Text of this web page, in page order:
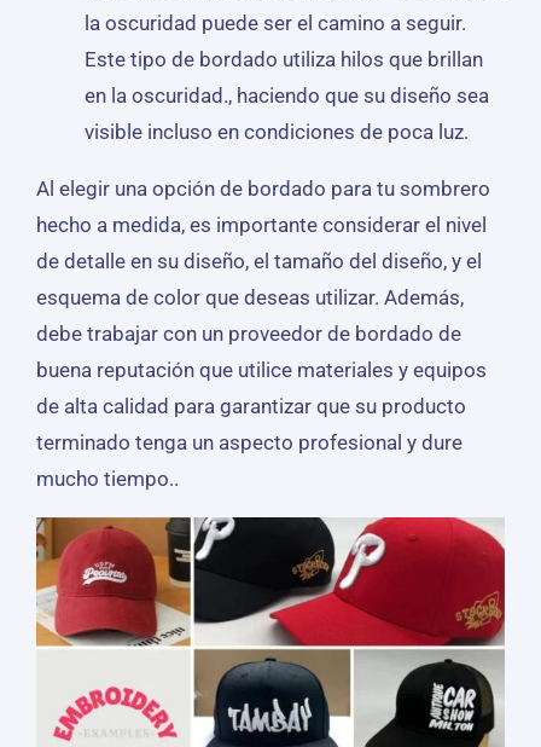
la oscuridad puede ser el camino a seguir.
Este tipo de bordado utiliza hilos que brillan
en la oscuridad., haciendo que su diseño sea
visible incluso en condiciones de poca luz.
Al elegir una opción de bordado para tu sombrero
hecho a medida, es importante considerar el nivel
de detalle en su diseño, el tamaño del diseño, y el
esquema de color que deseas utilizar. Además,
debe trabajar con un proveedor de bordado de
buena reputación que utilice materiales y equipos
de alta calidad para garantizar que su producto
terminado tenga un aspecto profesional y dure
mucho tiempo..